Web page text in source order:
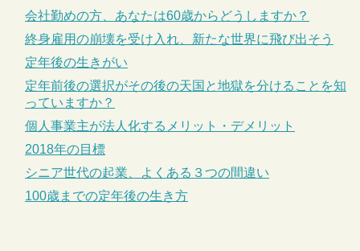
会社勤めの方、あなたは60歳からどうしますか？
終身雇用の崩壊を受け入れ、新たな世界に飛び出そう
定年後の生きがい
定年前後の選択がその後の天国と地獄を分けることを知
っていますか？
個人事業主が法人化するメリット・デメリット
2018年の目標
シニア世代の起業、よくある３つの間違い
100歳までの定年後の生き方